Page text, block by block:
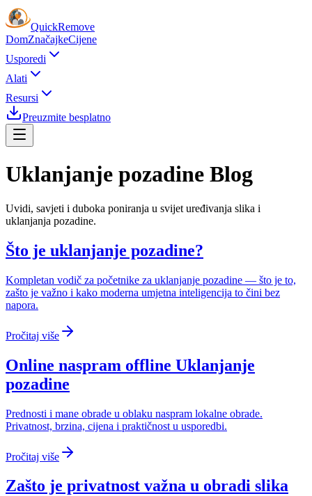
QuickRemove
DomZnačajkeCijene
Usporedi
Alati
Resursi
Preuzmite besplatno
Uklanjanje pozadine Blog
Uvidi, savjeti i duboka poniranja u svijet uređivanja slika i
uklanjanja pozadine.
Što je uklanjanje pozadine?
Kompletan vodič za početnike za uklanjanje pozadine — što je to,
zašto je važno i kako moderna umjetna inteligencija to čini bez
napora.
Pročitaj više
Online naspram offline Uklanjanje
pozadine
Prednosti i mane obrade u oblaku naspram lokalne obrade.
Privatnost, brzina, cijena i praktičnost u usporedbi.
Pročitaj više
Zašto je privatnost važna u obradi slika